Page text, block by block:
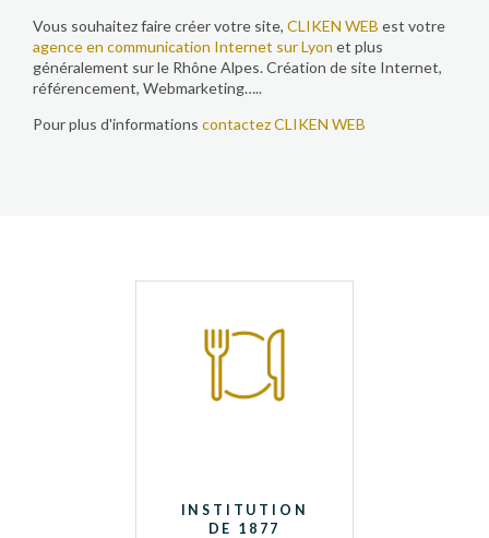
Vous souhaitez faire créer votre site, CLIKEN WEB est votre
agence en communication Internet sur Lyon et plus
généralement sur le Rhône Alpes. Création de site Internet,
référencement, Webmarketing…..
Pour plus d'informations contactez CLIKEN WEB
INSTITUTION
DE 1877